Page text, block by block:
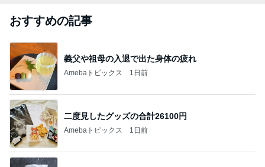
おすすめの記事
義父や祖母の入退で出た身体の疲れ
Amebaトピックス 1日前
二度見したグッズの合計26100円
Amebaトピックス 1日前